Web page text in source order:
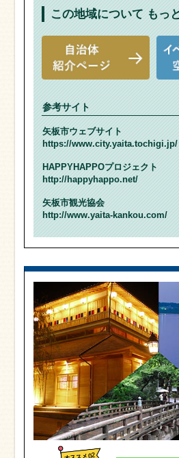
この地域について もっ
参考サイト
矢板市ウェブサイト
https://www.city.yaita.tochigi.jp/
HAPPYHAPPOプロジェクト
http://happyhappo.net/
矢板市観光協会
http://www.yaita-kankou.com/